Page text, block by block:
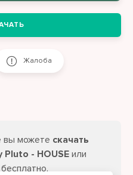
Жалоба
вы можете скачать
Pluto - HOUSEили